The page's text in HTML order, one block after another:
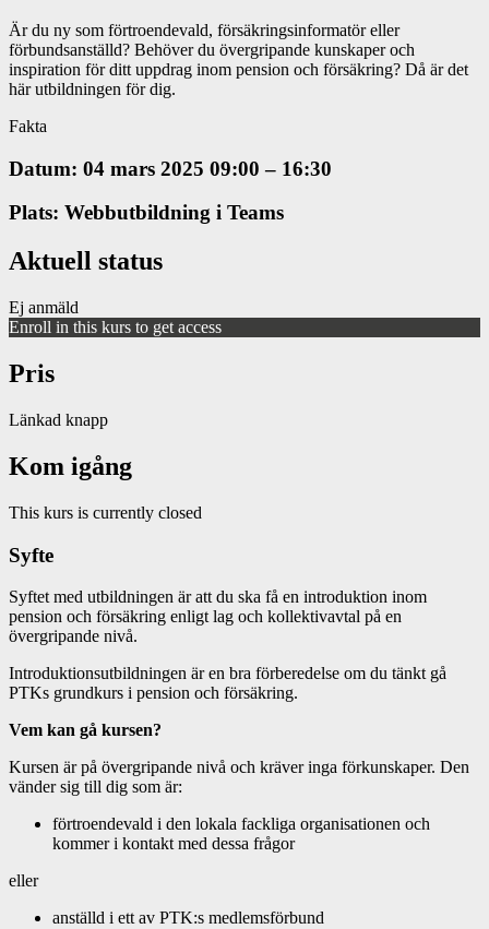
Är du ny som förtroendevald, försäkringsinformatör eller
förbundsanställd? Behöver du övergripande kunskaper och
inspiration för ditt uppdrag inom pension och försäkring? Då är det
här utbildningen för dig.
Fakta
Datum: 04 mars 2025 09:00 – 16:30
Plats: Webbutbildning i Teams
Aktuell status
Ej anmäld
Enroll in this kurs to get access
Pris
Länkad knapp
Kom igång
This kurs is currently closed
Syfte
Syftet med utbildningen är att du ska få en introduktion inom
pension och försäkring enligt lag och kollektivavtal på en
övergripande nivå.
Introduktionsutbildningen är en bra förberedelse om du tänkt gå
PTKs grundkurs i pension och försäkring.
Vem kan gå kursen?
Kursen är på övergripande nivå och kräver inga förkunskaper. Den
vänder sig till dig som är:
förtroendevald i den lokala fackliga organisationen och
kommer i kontakt med dessa frågor
eller
anställd i ett av PTK:s medlemsförbund